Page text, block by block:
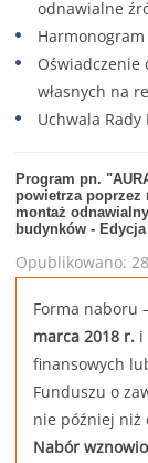
odnawialne
Oświadczenie
własnych na
Uchwala Rady
Program pn.
powietrza poprzez
montaż
budynków - Edycja
Opublikowano:
Forma naboru
marca 2018 r.i
finansowych
Funduszu o
nie później niż
Nabór